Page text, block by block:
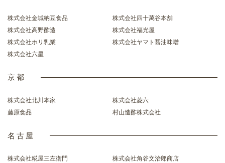
株式会社金城納豆食品
株式会社四十萬谷本舗
株式会社高野酢造
株式会社福光屋
株式会社ホリ乳業
株式会社ヤマト醤油味噌
株式会社六星
京都
株式会社北川本家
株式会社菱六
藤原食品
村山造酢株式会社
名古屋
株式会社糀屋三左衛門
株式会社角谷文治郎商店